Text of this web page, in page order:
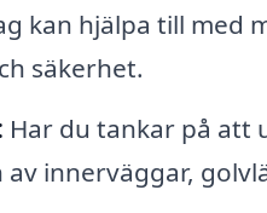
kan hjälpa till med
säkerhet.
Har du tankar på att
innerväggar,